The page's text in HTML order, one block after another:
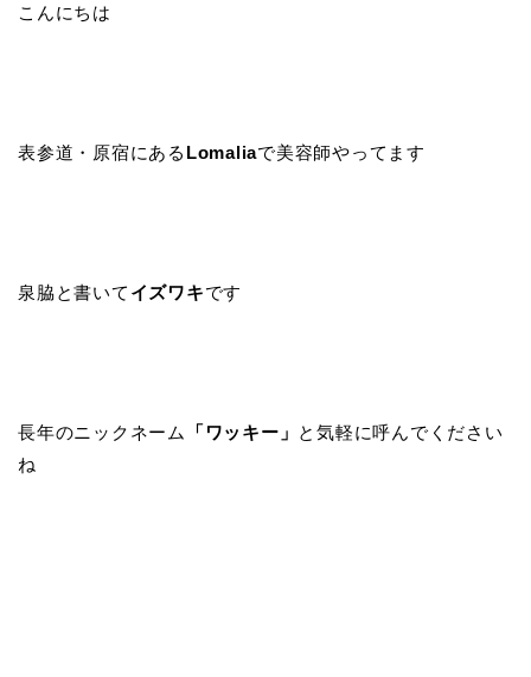
こんにちは
表参道・原宿にある Lomaliaで美容師やってます
泉脇と書いて イズワキです
長年のニックネーム 「ワッキー」 と気軽に呼んでください
ね